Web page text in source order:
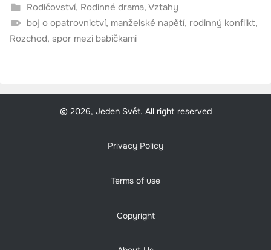
Rodičovství, Rodinné drama, Vztahy
boj o opatrovnictví, manželské napětí, rodinný konflikt,
Rozchod, spor mezi babičkami
© 2026, Jeden Svět. All right reserved
Privacy Policy
Terms of use
Copyright